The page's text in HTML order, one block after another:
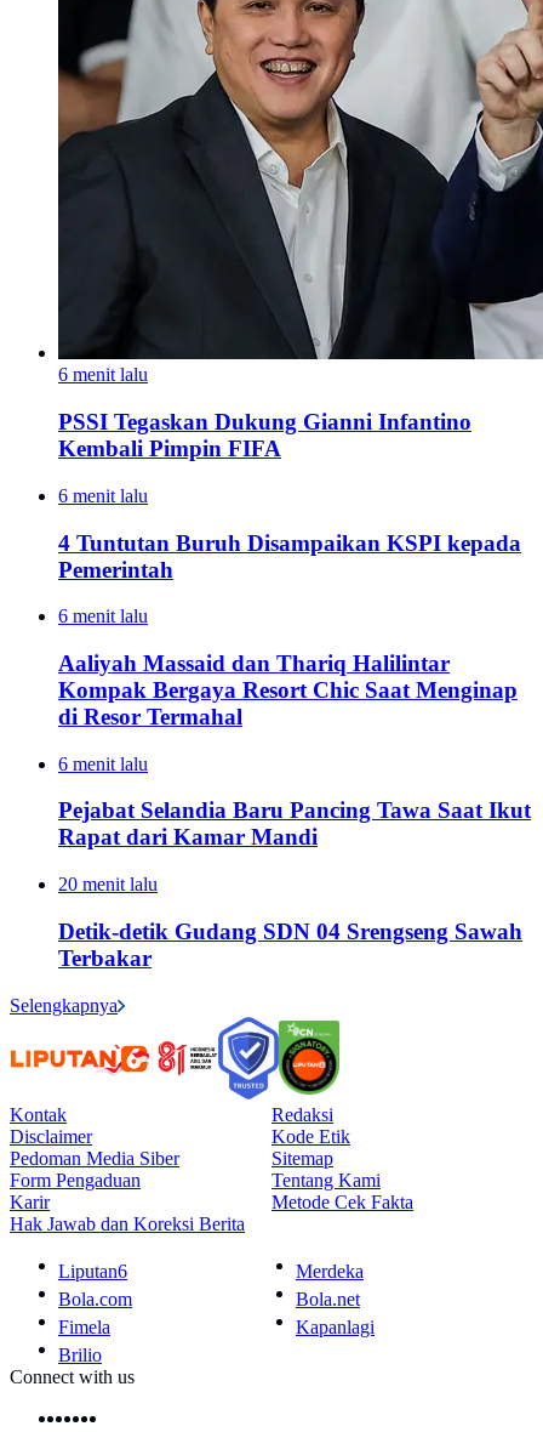
6 menit lalu
PSSI Tegaskan Dukung Gianni Infantino
Kembali Pimpin FIFA
6 menit lalu
4 Tuntutan Buruh Disampaikan KSPI kepada
Pemerintah
6 menit lalu
Aaliyah Massaid dan Thariq Halilintar
Kompak Bergaya Resort Chic Saat Menginap
di Resor Termahal
6 menit lalu
Pejabat Selandia Baru Pancing Tawa Saat Ikut
Rapat dari Kamar Mandi
20 menit lalu
Detik-detik Gudang SDN 04 Srengseng Sawah
Terbakar
Selengkapnya
Kontak
Redaksi
Disclaimer
Kode Etik
Pedoman Media Siber
Sitemap
Form Pengaduan
Tentang Kami
Karir
Metode Cek Fakta
Hak Jawab dan Koreksi Berita
Liputan6
Merdeka
Bola.com
Bola.net
Fimela
Kapanlagi
Brilio
Connect with us